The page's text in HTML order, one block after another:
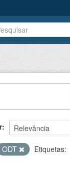
ODT
Etiquetas: